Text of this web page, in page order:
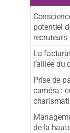
potentiel
recruteurs
La
l’alliée du
Prise de
caméra :
de la